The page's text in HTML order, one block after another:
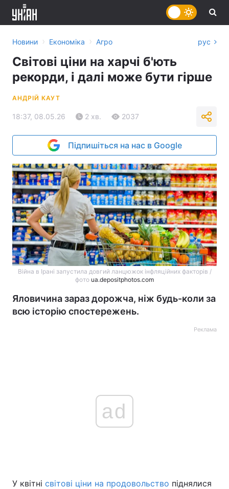
Новини › Економіка › Агро рус
Світові ціни на харчі б'ють
рекорди, і далі може бути гірше
АНДРІЙ КАУТ
18:37, 08.05.26 2 хв. 2037
Підпишіться на нас в Google
Війна в Ірані запустила довгий ланцюжок інфляційних факторів /
фото ua.depositphotos.com
Яловичина зараз дорожча, ніж будь-коли за
всю історію спостережень.
Реклама
ad
У квітні світові ціни на продовольство піднялися